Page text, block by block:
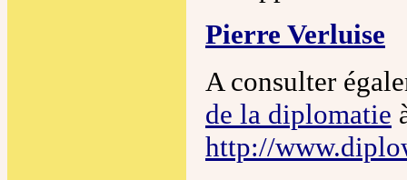
Pierre Verluise
A consulter
de la diplomatie
http://